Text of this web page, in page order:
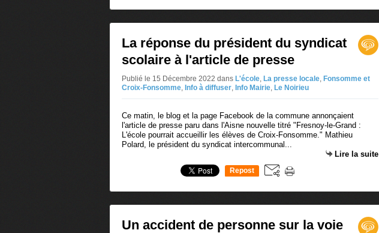
La réponse du président du syndicat
scolaire à l'article de presse
Publié le 15 Décembre 2022 dans L'école, La presse locale, Fonsomme et
Croix-Fonsomme, Info à diffuser, Info Mairie, Le Noirieu
Ce matin, le blog et la page Facebook de la commune annonçaient
l'article de presse paru dans l'Aisne nouvelle titré "Fresnoy-le-Grand :
L'école pourrait accueillir les élèves de Croix-Fonsomme." Mathieu
Polard, le président du syndicat intercommunal...
Lire la suite
Repost
Un accident de personne sur la voie